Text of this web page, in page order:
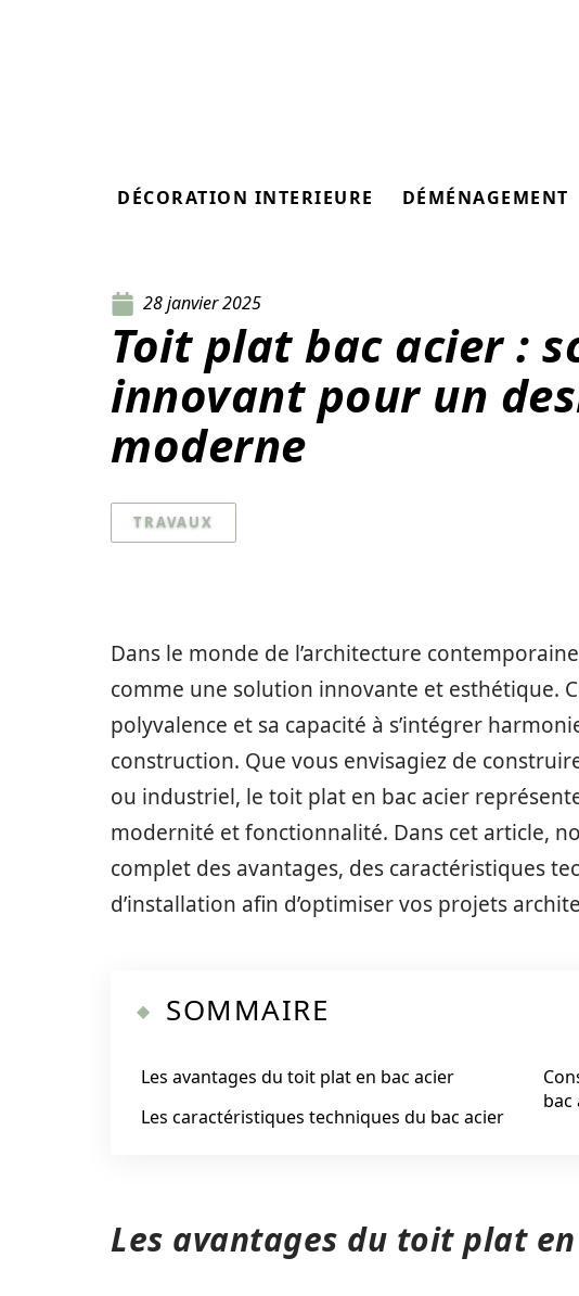
DÉCORATION INTERIEURE DÉMÉNAGEMENT
28 janvier 2025
Toit plat bac acier :
innovant pour un
moderne
TRAVAUX
Dans le monde de l’architecture
comme une solution innovante et esthétique.
polyvalence et sa capacité à s’intégrer
construction. Que vous envisagiez de
ou industriel, le toit plat en bac acier
modernité et fonctionnalité. Dans cet article,
complet des avantages, des caractéristiques
d’installation afin d’optimiser vos projets
SOMMAIRE
Les avantages du toit plat en bac acier
Les caractéristiques techniques du bac acier
bac
Les avantages du toit plat